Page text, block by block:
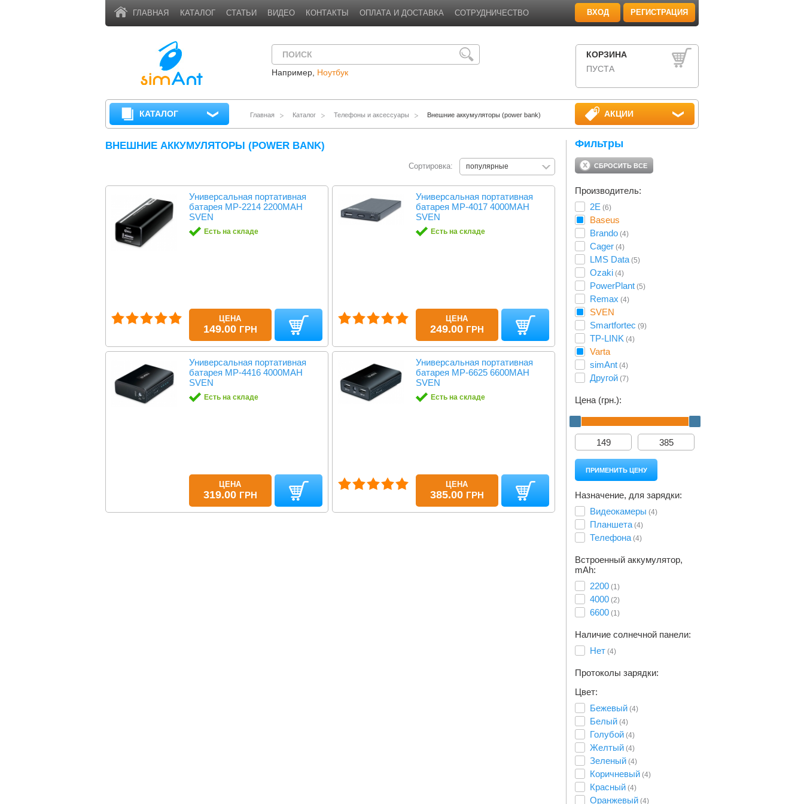
ГЛАВНАЯ КАТАЛОГ СТАТЬИ ВИДЕО КОНТАКТЫ ОПЛАТА И ДОСТАВКА СОТРУДНИЧЕСТВО ВХОД РЕГИСТРАЦИЯ
Например, Ноутбук
КОРЗИНА
ПУСТА
КАТАЛОГ Главная Каталог Телефоны и аксессуары Внешние аккумуляторы (power bank) АКЦИИ
ВНЕШНИЕ АККУМУЛЯТОРЫ (POWER BANK) Фильтры
СБРОСИТЬ ВСЕ
Производитель:
2E (6)
Baseus
Brando (4)
Cager (4)
LMS Data (5)
Ozaki (4)
PowerPlant (5)
Remax (4)
SVEN
Smartfortec (9)
TP-LINK (4)
Varta
simAnt (4)
Другой (7)
Цена (грн.):
Назначение, для зарядки:
Видеокамеры (4)
Планшета (4)
Телефона (4)
Встроенный аккумулятор,
mAh:
2200 (1)
4000 (2)
6600 (1)
Наличие солнечной панели:
Нет (4)
Протоколы зарядки:
Цвет:
Бежевый (4)
Белый (4)
Голубой (4)
Желтый (4)
Зеленый (4)
Коричневый (4)
Красный (4)
Оранжевый (4)
Сортировка: популярные
Универсальная портативная
батарея MP-2214 2200MAH
SVEN
Есть на складе
ЦЕНА
149.00 ГРН
Универсальная портативная
батарея MP-4017 4000MAH
SVEN
Есть на складе
ЦЕНА
249.00 ГРН
Универсальная портативная
батарея MP-4416 4000MAH
SVEN
Есть на складе
ЦЕНА
319.00 ГРН
Универсальная портативная
батарея MP-6625 6600MAH
SVEN
Есть на складе
ЦЕНА
385.00 ГРН